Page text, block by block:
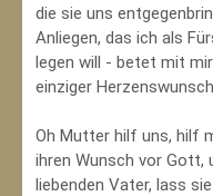
die sie uns
Anliegen, das ich als
legen will - betet mit
einziger
Oh Mutter hilf uns, hilf
ihren Wunsch vor Gott,
liebenden Vater, lass